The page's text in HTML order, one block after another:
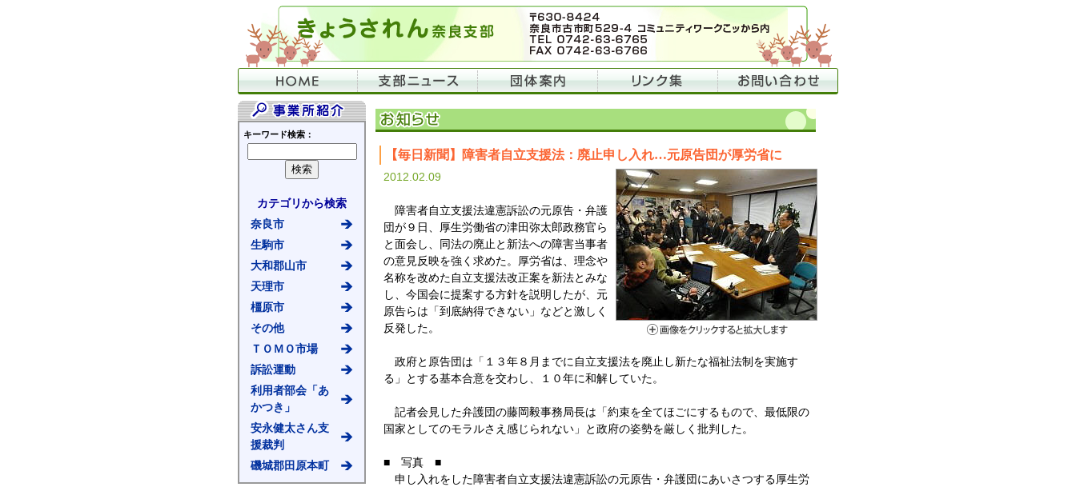
キーワード検索：
カテゴリから検索
奈良市
生駒市
大和郡山市
天理市
橿原市
その他
ＴＯＭＯ市場
訴訟運動
利用者部会「あ
かつき」
安永健太さん支
援裁判
磯城郡田原本町
【毎日新聞】障害者自立支援法：廃止申し入れ…元原告団が厚労省に
2012.02.09
障害者自立支援法違憲訴訟の元原告・弁護
団が９日、厚生労働省の津田弥太郎政務官ら
と面会し、同法の廃止と新法への障害当事者
の意見反映を強く求めた。厚労省は、理念や
名称を改めた自立支援法改正案を新法とみな
し、今国会に提案する方針を説明したが、元
原告らは「到底納得できない」などと激しく
反発した。
政府と原告団は「１３年８月までに自立支援法を廃止し新たな福祉法制を実施す
る」とする基本合意を交わし、１０年に和解していた。
記者会見した弁護団の藤岡毅事務局長は「約束を全てほごにするもので、最低限の
国家としてのモラルさえ感じられない」と政府の姿勢を厳しく批判した。
■ 写真 ■
申し入れをした障害者自立支援法違憲訴訟の元原告・弁護団にあいさつする厚生労